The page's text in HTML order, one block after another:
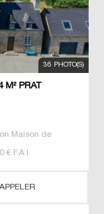
36 PHOTO(S)
PRAT
Maison de
€ F.A.I
APPELER